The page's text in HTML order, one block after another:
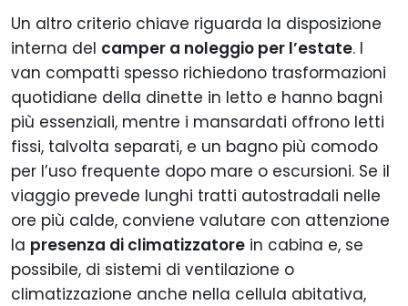
Un altro criterio chiave riguarda la disposizione
interna del camper a noleggio per l’estate. I
van compatti spesso richiedono trasformazioni
quotidiane della dinette in letto e hanno bagni
più essenziali, mentre i mansardati offrono letti
fissi, talvolta separati, e un bagno più comodo
per l’uso frequente dopo mare o escursioni. Se il
viaggio prevede lunghi tratti autostradali nelle
ore più calde, conviene valutare con attenzione
la presenza di climatizzatore in cabina e, se
possibile, di sistemi di ventilazione o
climatizzazione anche nella cellula abitativa,